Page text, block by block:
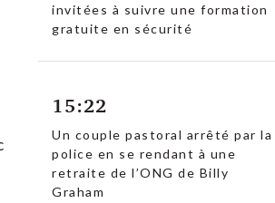
invitées à suivre une formation
gratuite en sécurité
15:22
Un couple pastoral arrêté par la
police en se rendant à une
retraite de l’ONG de Billy
Graham